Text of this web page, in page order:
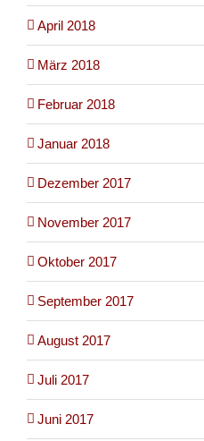
April 2018
März 2018
Februar 2018
Januar 2018
Dezember 2017
November 2017
Oktober 2017
September 2017
August 2017
Juli 2017
Juni 2017